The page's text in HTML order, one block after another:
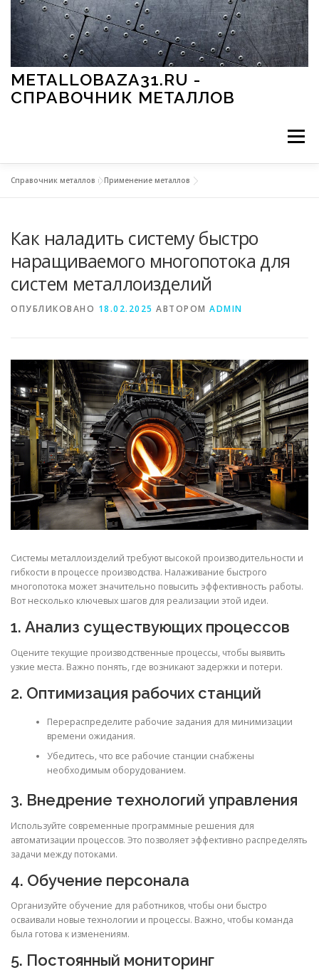
Перейти к содержимому
METALLOBAZA31.RU -
СПРАВОЧНИК МЕТАЛЛОВ
Меню
МЕТАЛЛЫ И ОКРУЖАЮЩАЯ СРЕДА
СТАТЬИ
Справочник металлов »Применение металлов
Как наладить систему быстро
наращиваемого многопотока для
систем металлоизделий
ОПУБЛИКОВАНО 18.02.2025 АВТОРОМ ADMIN
Системы металлоизделий требуют высокой производительности и
гибкости в процессе производства. Налаживание быстрого
многопотока может значительно повысить эффективность работы.
Вот несколько ключевых шагов для реализации этой идеи.
1. Анализ существующих процессов
Оцените текущие производственные процессы, чтобы выявить
узкие места. Важно понять, где возникают задержки и потери.
2. Оптимизация рабочих станций
Перераспределите рабочие задания для минимизации
времени ожидания.
Убедитесь, что все рабочие станции снабжены
необходимым оборудованием.
3. Внедрение технологий управления
Используйте современные программные решения для
автоматизации процессов. Это позволяет эффективно распределять
задачи между потоками.
4. Обучение персонала
Организуйте обучение для работников, чтобы они быстро
осваивали новые технологии и процессы. Важно, чтобы команда
была готова к изменениям.
5. Постоянный мониторинг